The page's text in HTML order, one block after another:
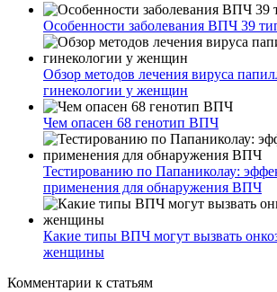
Особенности заболевания ВПЧ 39
Обзор методов лечения вируса
гинекологии у женщин
Чем опасен 68 генотип ВПЧ
Тестированию по Папаниколау:
применения для обнаружения ВПЧ
Какие типы ВПЧ могут вызвать
женщины
Комментарии к статьям